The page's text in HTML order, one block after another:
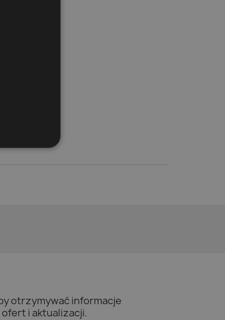
otrzymywać informacje
i aktualizacji.